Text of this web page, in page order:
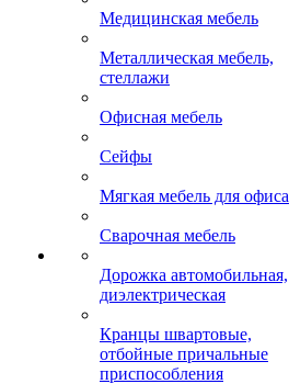
Медицинская мебель
Металлическая мебель,
стеллажи
Офисная мебель
Сейфы
Мягкая мебель для офиса
Сварочная мебель
Дорожка автомобильная,
диэлектрическая
Кранцы швартовые,
отбойные причальные
приспособления